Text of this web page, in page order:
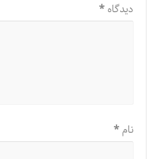
دیدگاه*
نام*